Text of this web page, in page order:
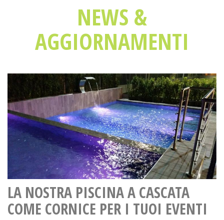
NEWS &
AGGIORNAMENTI
LA NOSTRA PISCINA A CASCATA
COME CORNICE PER I TUOI EVENTI